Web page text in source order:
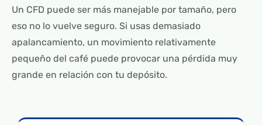
Un CFD puede ser más manejable por tamaño, pero
eso no lo vuelve seguro. Si usas demasiado
apalancamiento, un movimiento relativamente
pequeño del café puede provocar una pérdida muy
grande en relación con tu depósito.